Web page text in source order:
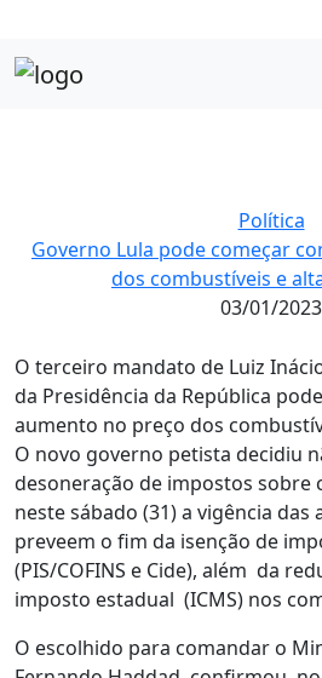
Política
Governo Lula pode começar
dos combustíveis e
03/01/2023
O terceiro mandato de Luiz
da Presidência da República
aumento no preço dos
O novo governo petista decidiu
desoneração de impostos sobre
neste sábado (31) a vigência das
preveem o fim da isenção de
(PIS/COFINS e Cide), além da
imposto estadual (ICMS) nos
O escolhido para comandar o